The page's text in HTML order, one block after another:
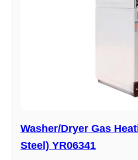
Washer/Dryer Gas
Steel) YR06341